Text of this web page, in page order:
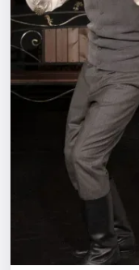
Города
Площадки
Артисты
Рейтинги